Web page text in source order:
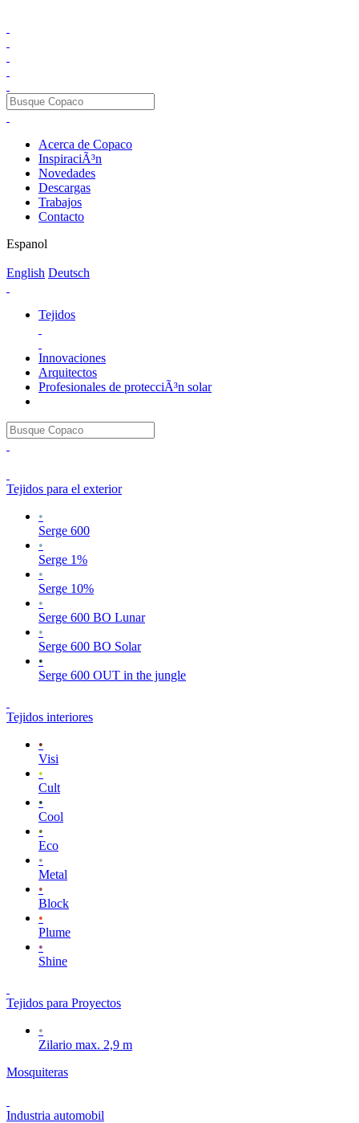
Acerca de Copaco
InspiraciÃ³n
Novedades
Descargas
Trabajos
Contacto
Espanol
English Deutsch
Tejidos
Innovaciones
Arquitectos
Profesionales de protecciÃ³n solar
Tejidos para el exterior
•
Serge 600
•
Serge 1%
•
Serge 10%
•
Serge 600 BO Lunar
•
Serge 600 BO Solar
•
Serge 600 OUT in the jungle
Tejidos interiores
•
Visi
•
Cult
•
Cool
•
Eco
•
Metal
•
Block
•
Plume
•
Shine
Tejidos para Proyectos
•
Zilario max. 2,9 m
Mosquiteras
Industria automobil